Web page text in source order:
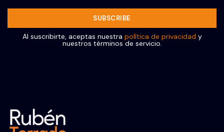
Al suscribirte, aceptas nuestra política de privacidad y
nuestros términos de servicio.